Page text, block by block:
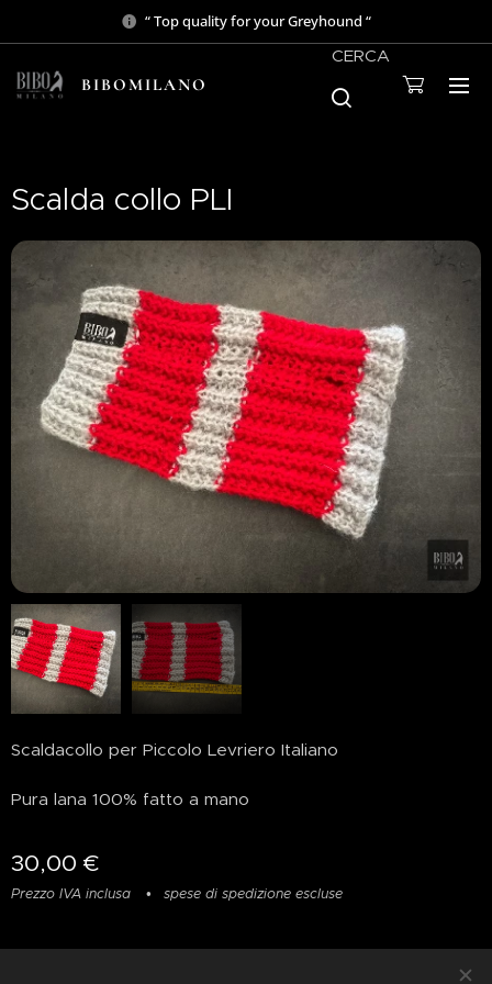
“ Top quality for your Greyhound “
BIBOMILANO
CERCA
Scalda collo PLI
Scaldacollo per Piccolo Levriero Italiano
Pura lana 100% fatto a mano
30,00 €
Prezzo IVA inclusa spese di spedizione escluse